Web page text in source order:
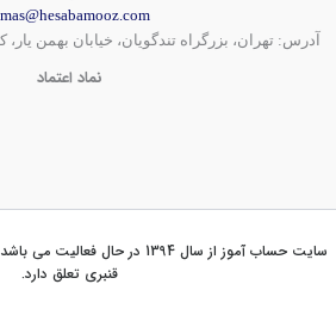
آدرس: تهران، بزرگراه تندگویان، خیابان بهمن یار، کوچه
نماد اعتماد
سایت حساب آموز از سال 1394 در
قنبری تعلق دارد.